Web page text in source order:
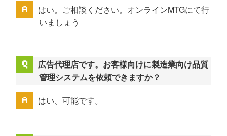
はい。ご相談ください。オンラインMTGにて行
いましょう
広告代理店です。お客様向けに製造業向け品質
管理システムを依頼できますか？
はい、可能です。